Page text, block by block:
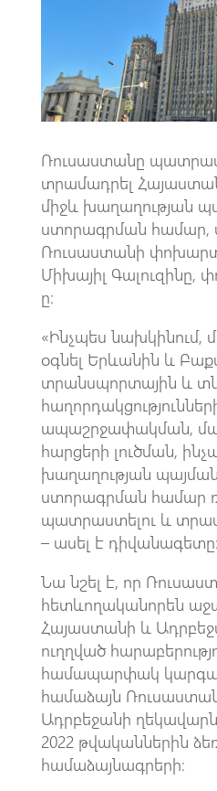
Ռուսաստանը
տրամադրել
միջև խաղաղության
ստորագրման համար,
Ռուսաստանի
Միխայիլ Գալուզինը,
ը։
«Ինչպես
օգնել Երևանին և
տրանսպորտային և
ապաշրջափակման,
հարցերի լուծման,
խաղաղության
ստորագրման համար
պատրաստելու և
– ասել է դիվանագետը։
Նա նշել է, որ
հետևողականորեն
Հայաստանի և
ուղղված
համապարփակ
համաձայն
Ադրբեջանի
2022 թվականներին
համաձայնագրերի։